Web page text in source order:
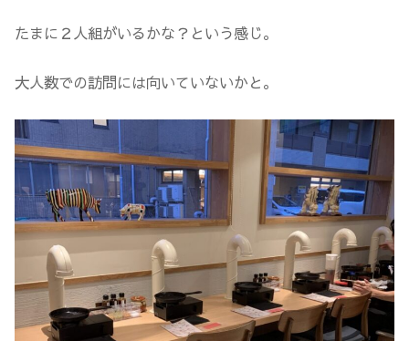
たまに２人組がいるかな？という感じ。
大人数での訪問には向いていないかと。